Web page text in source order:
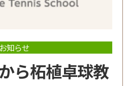
お知らせ
ら柘植卓球教